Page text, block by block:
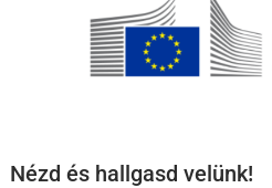
Nézd és hallgasd velünk!